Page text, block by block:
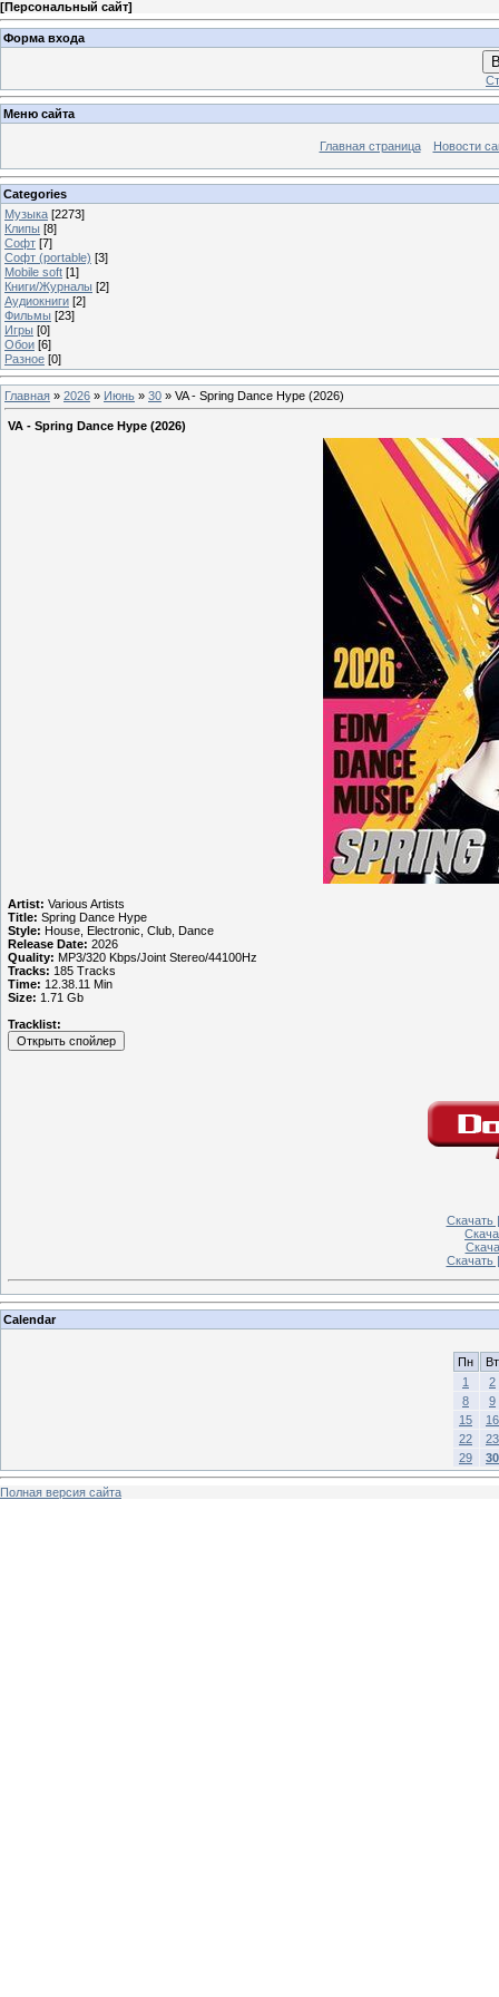
[Персональный сайт]
Форма входа
Меню сайта
Главная страница Новости
Categories
Музыка [2273]
Клипы [8]
Софт [7]
Софт (portable) [3]
Mobile soft [1]
Книги/Журналы [2]
Аудиокниги [2]
Фильмы [23]
Игры [0]
Обои [6]
Разное [0]
Главная » 2026 » Июнь » 30 » VA - Spring Dance Hype (2026)
VA - Spring Dance Hype (2026)
Artist: Various Artists
Title: Spring Dance Hype
Style: House, Electronic, Club, Dance
Release Date: 2026
Quality: MP3/320 Kbps/Joint Stereo/44100Hz
Tracks: 185 Tracks
Time: 12.38.11 Min
Size: 1.71 Gb
Tracklist:
Скачать
Скачать
Calendar
Пн
Вт
1
2
8
9
15
16
22
23
29
30
Полная версия сайта